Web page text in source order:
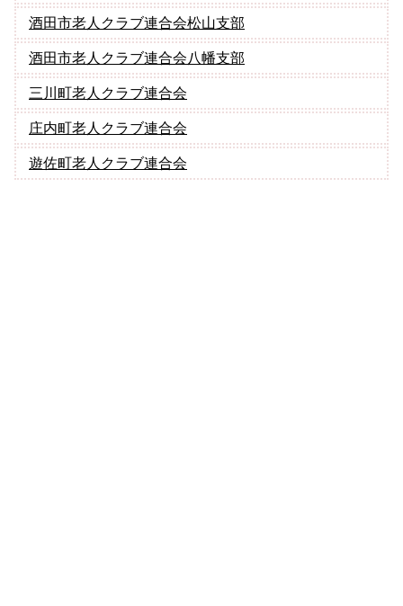
酒田市老人クラブ連合会松山支部
酒田市老人クラブ連合会八幡支部
三川町老人クラブ連合会
庄内町老人クラブ連合会
遊佐町老人クラブ連合会